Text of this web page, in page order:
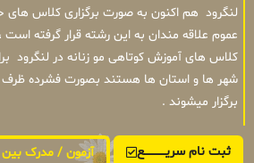
لنگرود هم اکنون به صورت برگزاری کلاس
عموم علاقه مندان به این رشته قرار گرفته
کلاس های آموزش کوتاهی مو زنانه در لنگرود
برگزار میشوند .
ثبت نام سریــــــــــــع آزمون / مدرک بین